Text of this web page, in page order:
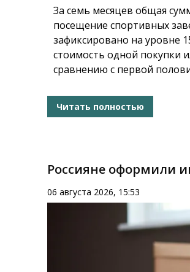
За семь месяцев общая
посещение спортивных
зафиксировано на уровне
стоимость одной покупки
сравнению с первой
Читать полностью
Россияне оформили
06 августа 2026, 15:53